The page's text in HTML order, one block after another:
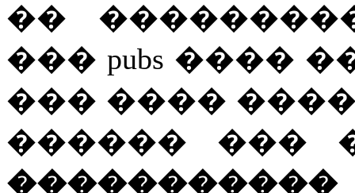
��
��� pubs ����
��� ����
������ ���